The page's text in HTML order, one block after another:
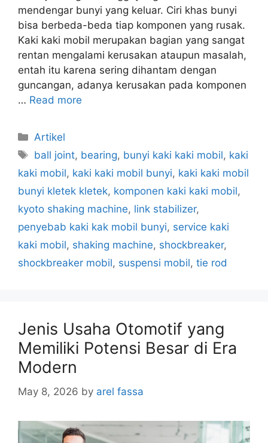
mendengar bunyi yang keluar. Ciri khas bunyi
bisa berbeda-beda tiap komponen yang rusak.
Kaki kaki mobil merupakan bagian yang sangat
rentan mengalami kerusakan ataupun masalah,
entah itu karena sering dihantam dengan
guncangan, adanya kerusakan pada komponen
… Read more
Artikel
ball joint, bearing, bunyi kaki kaki mobil, kaki
kaki mobil, kaki kaki mobil bunyi, kaki kaki mobil
bunyi kletek kletek, komponen kaki kaki mobil,
kyoto shaking machine, link stabilizer,
penyebab kaki kak mobil bunyi, service kaki
kaki mobil, shaking machine, shockbreaker,
shockbreaker mobil, suspensi mobil, tie rod
Jenis Usaha Otomotif yang
Memiliki Potensi Besar di Era
Modern
May 8, 2026 by arel fassa